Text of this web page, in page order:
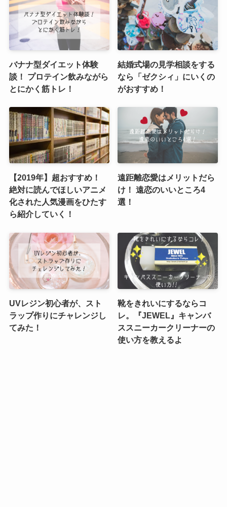
バナナ型ダイエット体験
談！ プロテイン飲みながら
とにかく筋トレ！
結婚式場の見学相談をする
なら「ゼクシィ」にいくの
がおすすめ！
【2019年】超おすすめ！
絶対に読んでほしいアニメ
化された人気漫画をひたす
ら紹介していく！
遠距離恋愛はメリットだら
け！ 遠恋のいいところ4
選！
UVレジン初心者が、スト
ラップ作りにチャレンジし
てみた！
靴をきれいにするならコ
レ。『JEWEL』キャンバ
ススニーカークリーナーの
使い方を教えるよ